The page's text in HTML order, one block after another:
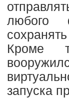
любого
Кроме
запуска